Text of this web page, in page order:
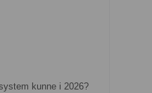
kunne i 2026?